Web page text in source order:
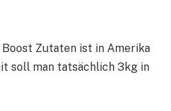
Zutaten ist in Amerika
soll man tatsächlich 3kg in